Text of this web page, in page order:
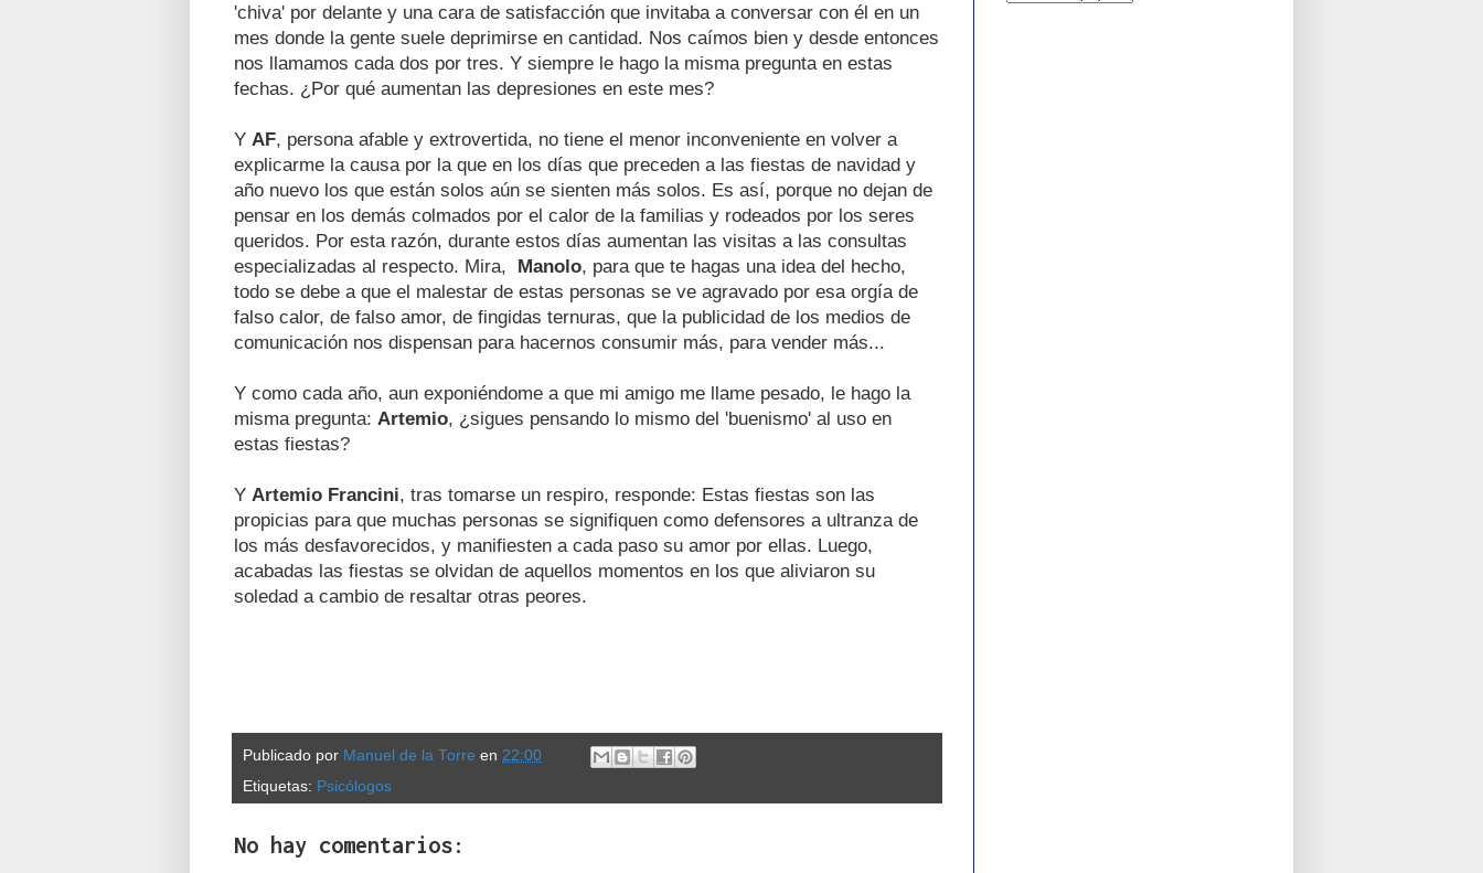
'chiva' por delante y una cara de satisfacción que invitaba a conversar con él en un
mes donde la gente suele deprimirse en cantidad. Nos caímos bien y desde entonces
nos llamamos cada dos por tres. Y siempre le hago la misma pregunta en estas
fechas. ¿Por qué aumentan las depresiones en este mes?
Y AF, persona afable y extrovertida, no tiene el menor inconveniente en volver a
explicarme la causa por la que en los días que preceden a las fiestas de navidad y
año nuevo los que están solos aún se sienten más solos. Es así, porque no dejan de
pensar en los demás colmados por el calor de la familias y rodeados por los seres
queridos. Por esta razón, durante estos días aumentan las visitas a las consultas
especializadas al respecto. Mira, Manolo, para que te hagas una idea del hecho,
todo se debe a que el malestar de estas personas se ve agravado por esa orgía de
falso calor, de falso amor, de fingidas ternuras, que la publicidad de los medios de
comunicación nos dispensan para hacernos consumir más, para vender más...
Y como cada año, aun exponiéndome a que mi amigo me llame pesado, le hago la
misma pregunta: Artemio, ¿sigues pensando lo mismo del 'buenismo' al uso en
estas fiestas?
Y Artemio Francini, tras tomarse un respiro, responde: Estas fiestas son las
propicias para que muchas personas se signifiquen como defensores a ultranza de
los más desfavorecidos, y manifiesten a cada paso su amor por ellas. Luego,
acabadas las fiestas se olvidan de aquellos momentos en los que aliviaron su
soledad a cambio de resaltar otras peores.
Publicado por Manuel de la Torre en 22:00
Etiquetas: Psicólogos
No hay comentarios: